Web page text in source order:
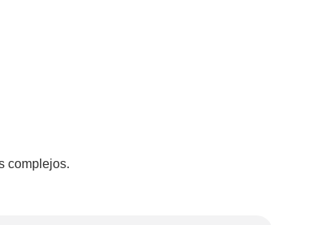
complejos.